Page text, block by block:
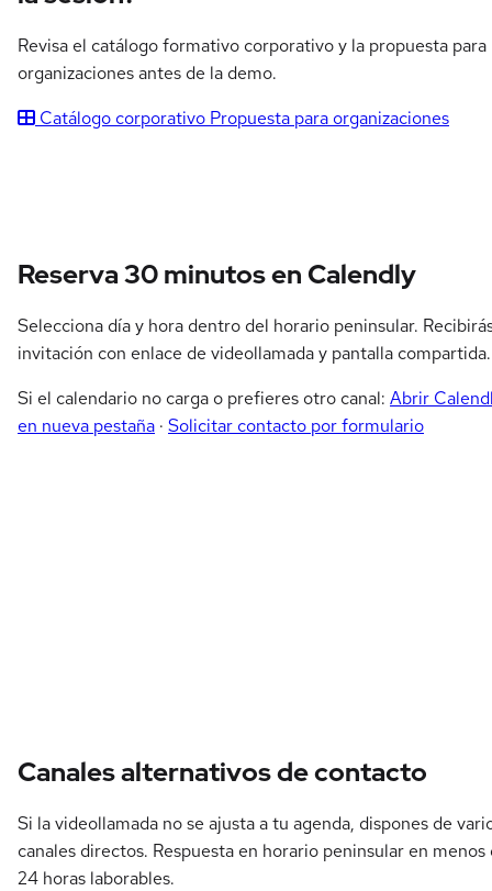
Revisa el catálogo formativo corporativo y la propuesta para
organizaciones antes de la demo.
Catálogo corporativo Propuesta para organizaciones
Reserva 30 minutos en Calendly
Selecciona día y hora dentro del horario peninsular.
invitación con enlace de videollamada y pantalla compartida.
Si el calendario no carga o prefieres otro canal: Abrir
en nueva pestaña · Solicitar contacto por formulario
Canales alternativos de contacto
Si la videollamada no se ajusta a tu agenda, dispones de
canales directos. Respuesta en horario peninsular en menos
24 horas laborables.